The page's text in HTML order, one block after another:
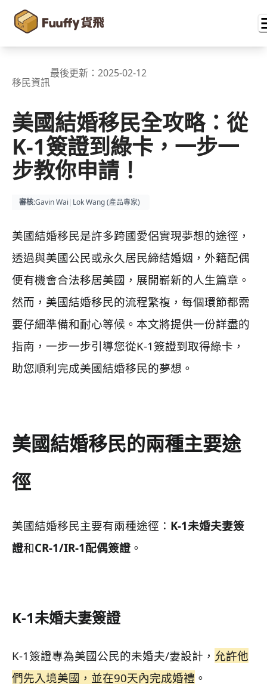
移民資訊
最後更新： 2025-02-12
美國結婚移民全攻略：從
K-1簽證到綠卡，一步一
步教你申請！
審核:Gavin Wai | Lok Wang (產品專家)
美國結婚移民是許多跨國愛侶實現夢想的途徑，
透過與美國公民或永久居民締結婚姻，外籍配偶
便有機會合法移居美國，展開嶄新的人生篇章。
然而，美國結婚移民的流程繁複，每個環節都需
要仔細準備和耐心等候。本文將提供一份詳盡的
指南，一步一步引導您從K-1簽證到取得綠卡，
助您順利完成美國結婚移民的夢想。
美國結婚移民的兩種主要途
徑
美國結婚移民主要有兩種途徑： K-1未婚夫妻簽
證和CR-1/IR-1配偶簽證 。
K-1未婚夫妻簽證
K-1簽證專為美國公民的未婚夫/妻設計， 允許他
們先入境美國，並在90天內完成婚禮 。